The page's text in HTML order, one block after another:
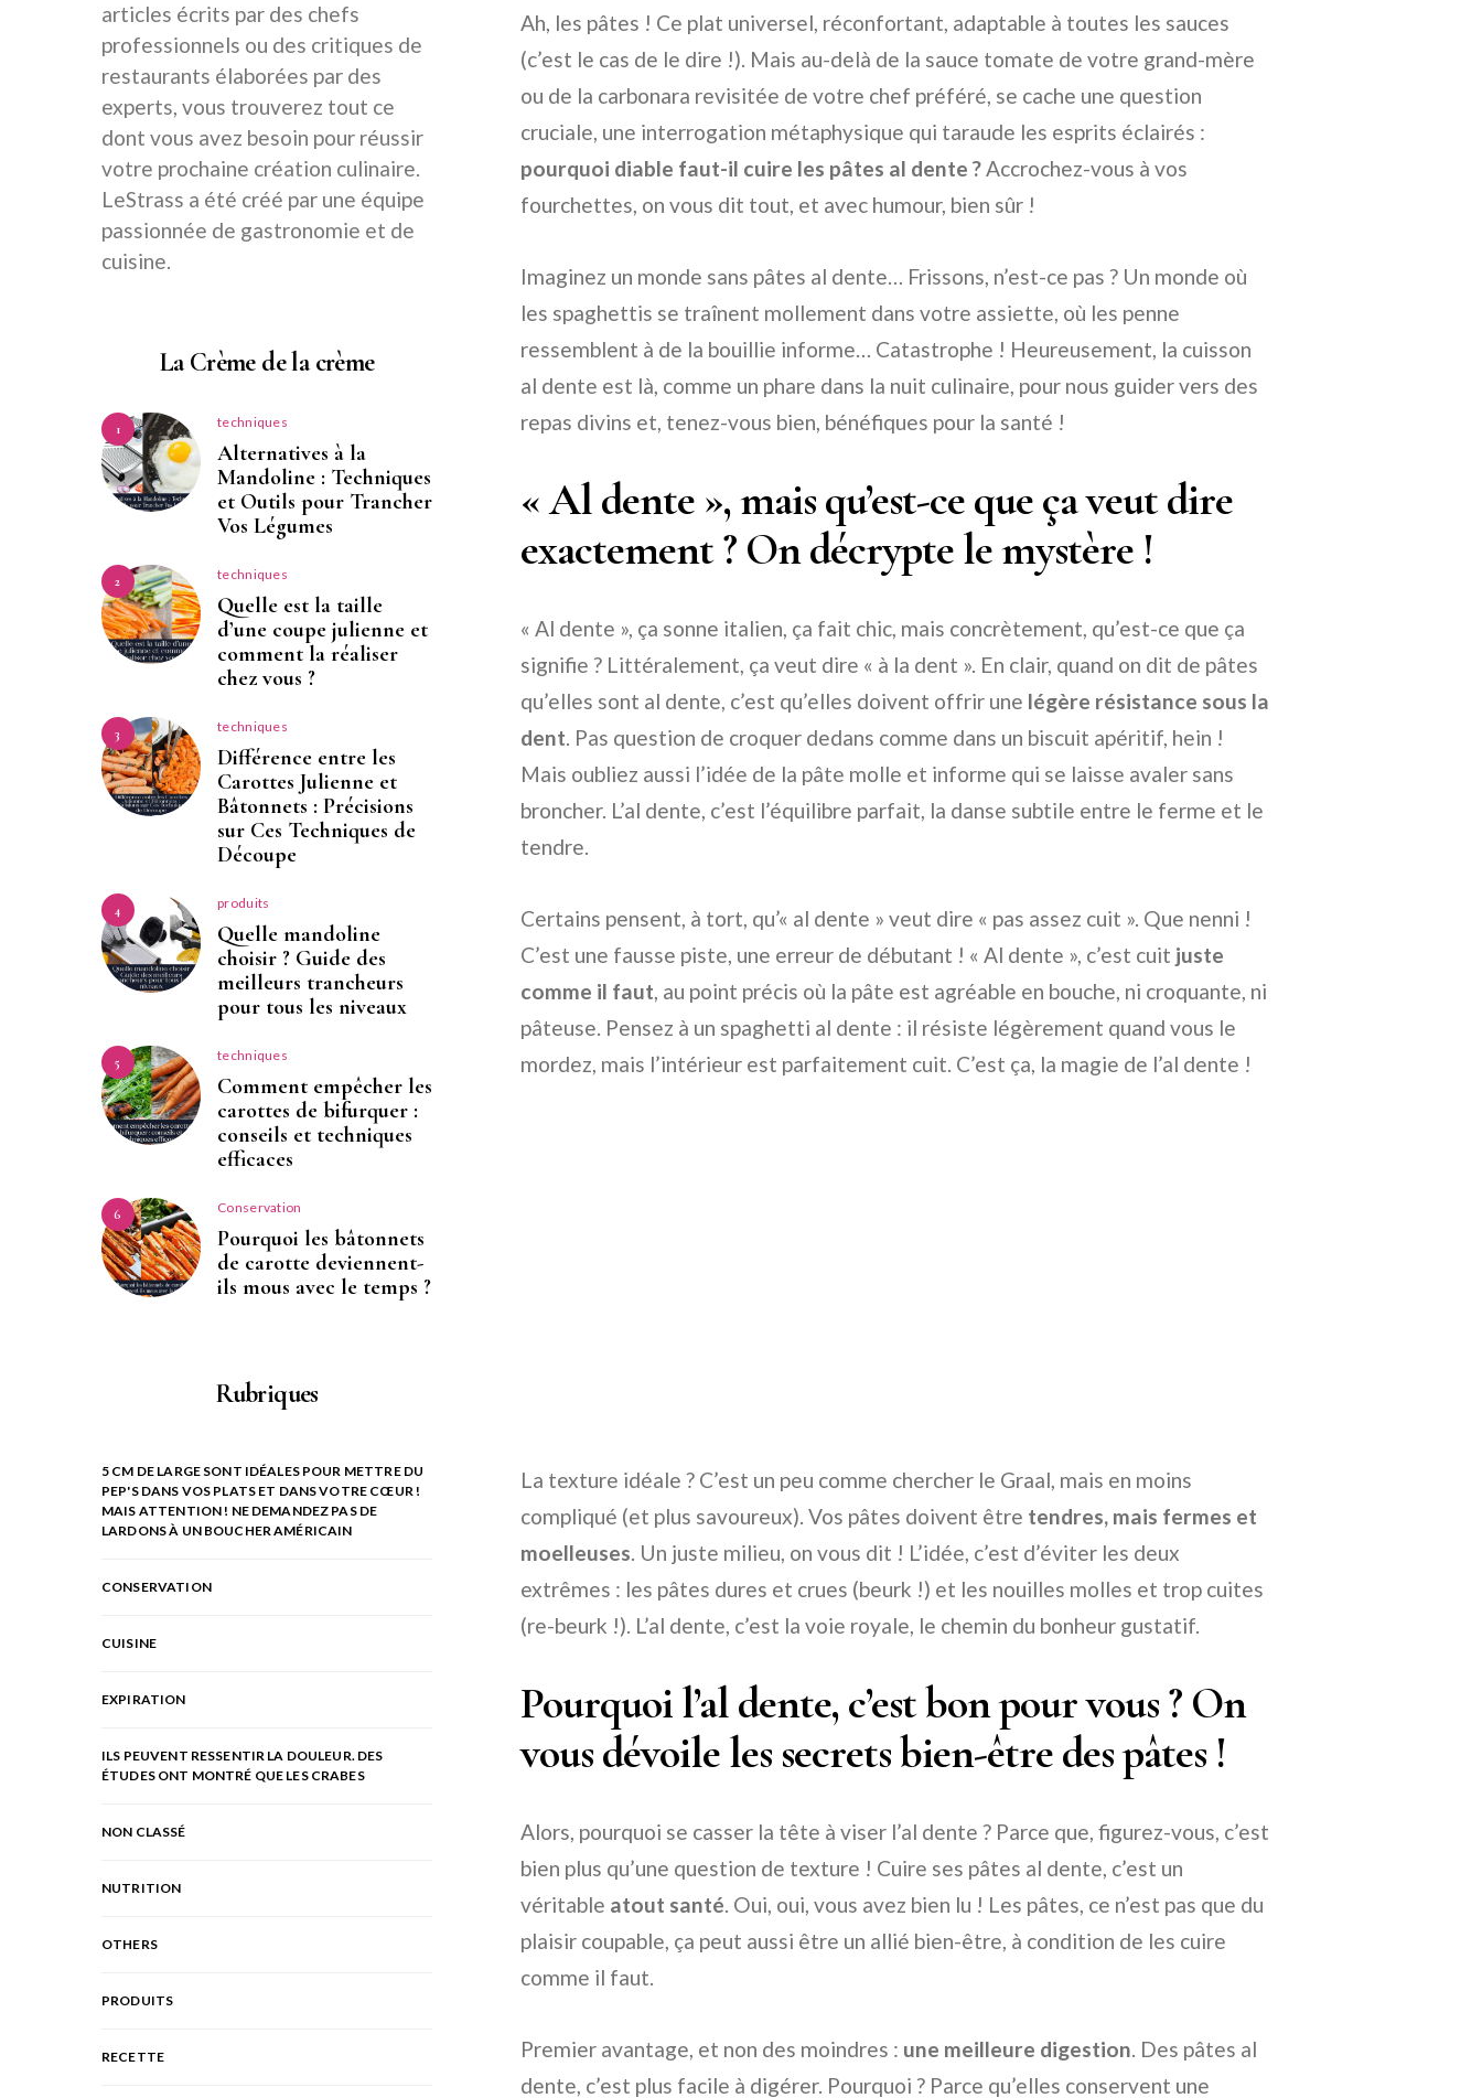
Ah, les pâtes ! Ce plat universel, réconfortant, adaptable à toutes les sauces
(c’est le cas de le dire !). Mais au-delà de la sauce tomate de votre grand-mère
ou de la carbonara revisitée de votre chef préféré, se cache une question
cruciale, une interrogation métaphysique qui taraude les esprits éclairés :
pourquoi diable faut-il cuire les pâtes al dente ?Accrochez-vous à vos
fourchettes, on vous dit tout, et avec humour, bien sûr !
Imaginez un monde sans pâtes al dente… Frissons, n’est-ce pas ? Un monde où
les spaghettis se traînent mollement dans votre assiette, où les penne
ressemblent à de la bouillie informe… Catastrophe ! Heureusement, la cuisson
al dente est là, comme un phare dans la nuit culinaire, pour nous guider vers des
repas divins et, tenez-vous bien, bénéfiques pour la santé !
« Al dente », mais qu’est-ce que ça veut dire
exactement ? On décrypte le mystère !
« Al dente », ça sonne italien, ça fait chic, mais concrètement, qu’est-ce que ça
signifie ? Littéralement, ça veut dire « à la dent ». En clair, quand on dit de pâtes
qu’elles sont al dente, c’est qu’elles doivent offrir une légère résistance sous la
dent. Pas question de croquer dedans comme dans un biscuit apéritif, hein !
Mais oubliez aussi l’idée de la pâte molle et informe qui se laisse avaler sans
broncher. L’al dente, c’est l’équilibre parfait, la danse subtile entre le ferme et le
tendre.
Certains pensent, à tort, qu’« al dente » veut dire « pas assez cuit ». Que nenni !
C’est une fausse piste, une erreur de débutant ! « Al dente », c’est cuit juste
comme il faut, au point précis où la pâte est agréable en bouche, ni croquante, ni
pâteuse. Pensez à un spaghetti al dente : il résiste légèrement quand vous le
mordez, mais l’intérieur est parfaitement cuit. C’est ça, la magie de l’al dente !
La texture idéale ? C’est un peu comme chercher le Graal, mais en moins
compliqué (et plus savoureux). Vos pâtes doivent être tendres, mais fermes et
moelleuses. Un juste milieu, on vous dit ! L’idée, c’est d’éviter les deux
extrêmes : les pâtes dures et crues (beurk !) et les nouilles molles et trop cuites
(re-beurk !). L’al dente, c’est la voie royale, le chemin du bonheur gustatif.
Pourquoi l’al dente, c’est bon pour vous ? On
vous dévoile les secrets bien-être des pâtes !
Alors, pourquoi se casser la tête à viser l’al dente ? Parce que, figurez-vous, c’est
bien plus qu’une question de texture ! Cuire ses pâtes al dente, c’est un
véritable atout santé. Oui, oui, vous avez bien lu ! Les pâtes, ce n’est pas que du
plaisir coupable, ça peut aussi être un allié bien-être, à condition de les cuire
comme il faut.
Premier avantage, et non des moindres : une meilleure digestion. Des pâtes al
dente, c’est plus facile à digérer. Pourquoi ? Parce qu’elles conservent une
articles écrits par des chefs
professionnels ou des critiques de
restaurants élaborées par des
experts, vous trouverez tout ce
dont vous avez besoin pour réussir
votre prochaine création culinaire.
LeStrass a été créé par une équipe
passionnée de gastronomie et de
cuisine.
La Crème de la crème
1 techniques
Alternatives à la
Mandoline : Techniques
et Outils pour Trancher
Vos Légumes
2 techniques
Quelle est la taille
d’une coupe julienne et
comment la réaliser
chez vous ?
3 techniques
Différence entre les
Carottes Julienne et
Bâtonnets : Précisions
sur Ces Techniques de
Découpe
4 produits
Quelle mandoline
choisir ? Guide des
meilleurs trancheurs
pour tous les niveaux
5 techniques
Comment empêcher les
carottes de bifurquer :
conseils et techniques
efficaces
6 Conservation
Pourquoi les bâtonnets
de carotte deviennent-
ils mous avec le temps ?
Rubriques
5 CM DE LARGE SONT IDÉALES POUR METTRE DU
PEP'S DANS VOS PLATS ET DANS VOTRE CŒUR !
MAIS ATTENTION ! NE DEMANDEZ PAS DE
LARDONS À UN BOUCHER AMÉRICAIN
CONSERVATION
CUISINE
EXPIRATION
ILS PEUVENT RESSENTIR LA DOULEUR. DES
ÉTUDES ONT MONTRÉ QUE LES CRABES
NON CLASSÉ
NUTRITION
OTHERS
PRODUITS
RECETTE